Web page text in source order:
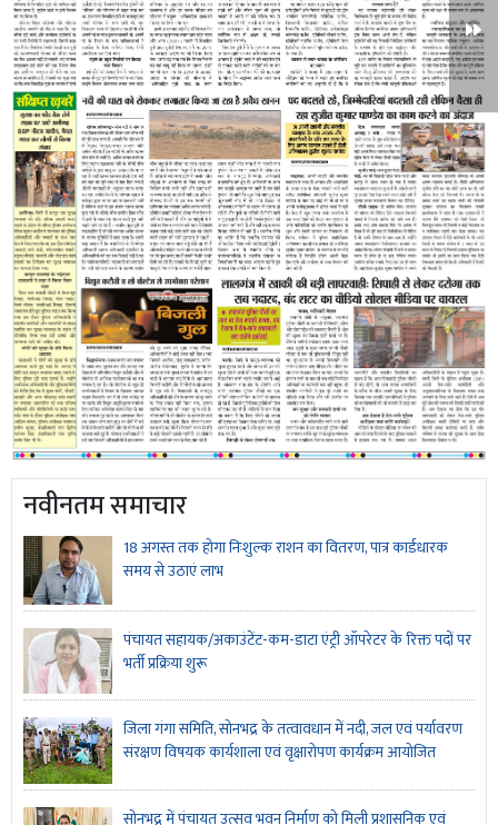
नवीनतम समाचार
18 अगस्त तक होगा निःशुल्क राशन का वितरण, पात्र कार्डधारक
समय से उठाएं लाभ
पंचायत सहायक/अकाउंटेंट-कम-डाटा एंट्री ऑपरेटर के रिक्त पदों पर
भर्ती प्रक्रिया शुरू
जिला गंगा समिति, सोनभद्र के तत्वावधान में नदी, जल एवं पर्यावरण
संरक्षण विषयक कार्यशाला एवं वृक्षारोपण कार्यक्रम आयोजित
सोनभद्र में पंचायत उत्सव भवन निर्माण को मिली प्रशासनिक एवं